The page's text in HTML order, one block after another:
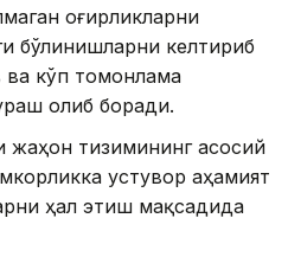
оғирликларни
бўлинишларни келтириб
ва кўп томонлама
олиб боради.
жаҳон тизимининг асосий
устувор аҳамият
ҳал этиш мақсадида